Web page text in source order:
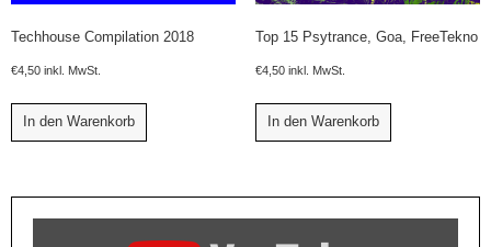
Techhouse Compilation 2018
€4,50 inkl. MwSt.
In den Warenkorb
Top 15 Psytrance, Goa, FreeTekno
€4,50 inkl. MwSt.
In den Warenkorb